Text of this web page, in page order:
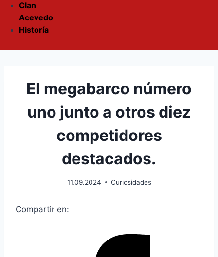
Clan
Acevedo
Historía
El megabarco número
uno junto a otros diez
competidores
destacados.
11.09.2024 Curiosidades
Compartir en: